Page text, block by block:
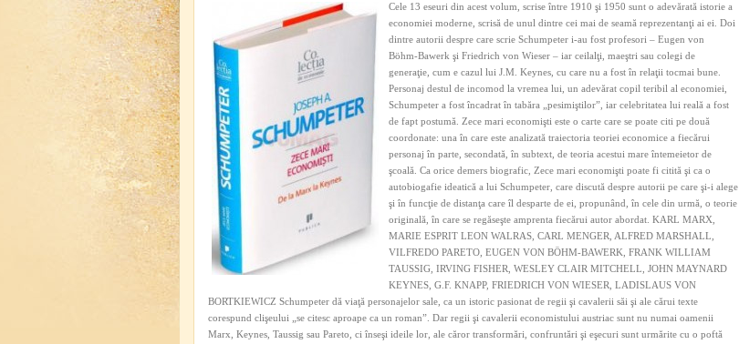
Cele 13 eseuri din acest volum, scrise între 1910 şi 1950 sunt o adevărată istorie a
economiei moderne, scrisă de unul dintre cei mai de seamă reprezentanţi ai ei. Doi
dintre autorii despre care scrie Schumpeter i-au fost profesori – Eugen von
Böhm‑Bawerk şi Friedrich von Wieser – iar ceilalţi, maeştri sau colegi de
generaţie, cum e cazul lui J.M. Keynes, cu care nu a fost în relaţii tocmai bune.
Personaj destul de incomod la vremea lui, un adevărat copil teribil al economiei,
Schumpeter a fost încadrat în tabăra „pesimiştilor”, iar celebritatea lui reală a fost
de fapt postumă. Zece mari economişti este o carte care se poate citi pe două
coordonate: una în care este analizată traiectoria teoriei economice a fiecărui
personaj în parte, secondată, în subtext, de teoria acestui mare întemeietor de
şcoală. Ca orice demers biografic, Zece mari economişti poate fi citită şi ca o
autobiogafie ideatică a lui Schumpeter, care discută despre autorii pe care şi-i alege
şi în funcţie de distanţa care îl desparte de ei, propunând, în cele din urmă, o teorie
originală, în care se regăseşte amprenta fiecărui autor abordat. KARL MARX,
MARIE ESPRIT LEON WALRAS, CARL MENGER, ALFRED MARSHALL,
VILFREDO PARETO, EUGEN VON BÖHM‑BAWERK, FRANK WILLIAM
TAUSSIG, IRVING FISHER, WESLEY CLAIR MITCHELL, JOHN MAYNARD
KEYNES, G.F. KNAPP, FRIEDRICH VON WIESER, LADISLAUS VON
BORTKIEWICZ Schumpeter dă viaţă personajelor sale, ca un istoric pasionat de regii şi cavalerii săi şi ale cărui texte
corespund clişeului „se citesc aproape ca un roman”. Dar regii şi cavalerii economistului austriac sunt nu numai oamenii
Marx, Keynes, Taussig sau Pareto, ci înseşi ideile lor, ale căror transformări, confruntări şi eşecuri sunt urmărite cu o poftă